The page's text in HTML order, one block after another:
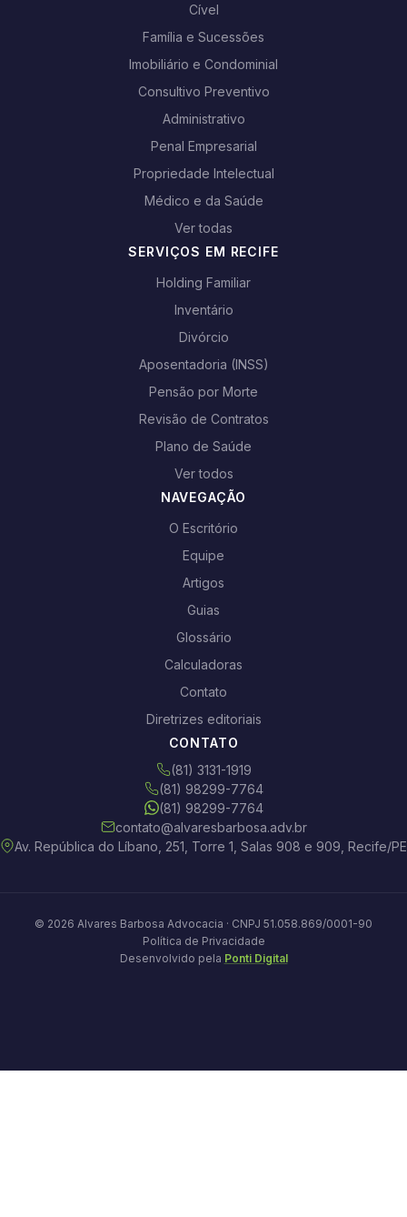
Cível
Família e Sucessões
Imobiliário e Condominial
Consultivo Preventivo
Administrativo
Penal Empresarial
Propriedade Intelectual
Médico e da Saúde
Ver todas
SERVIÇOS EM RECIFE
Holding Familiar
Inventário
Divórcio
Aposentadoria (INSS)
Pensão por Morte
Revisão de Contratos
Plano de Saúde
Ver todos
NAVEGAÇÃO
O Escritório
Equipe
Artigos
Guias
Glossário
Calculadoras
Contato
Diretrizes editoriais
CONTATO
(81) 3131-1919
(81) 98299-7764
(81) 98299-7764
contato@alvaresbarbosa.adv.br
Av. República do Líbano, 251, Torre 1, Salas 908 e 909, Recife/PE
© 2026 Alvares Barbosa Advocacia · CNPJ 51.058.869/0001-90
Política de Privacidade
Desenvolvido pela Ponti Digital